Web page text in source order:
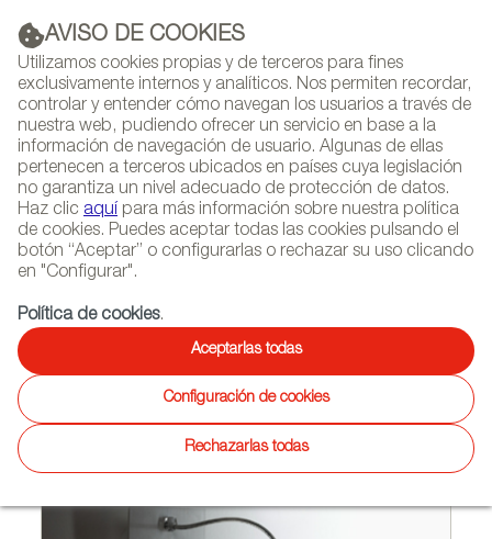
AVISO DE COOKIES
Utilizamos cookies propias y de terceros para fines
exclusivamente internos y analíticos. Nos permiten recordar,
controlar y entender cómo navegan los usuarios a través de
nuestra web, pudiendo ofrecer un servicio en base a la
información de navegación de usuario. Algunas de ellas
pertenecen a terceros ubicados en países cuya legislación
no garantiza un nivel adecuado de protección de datos.
Haz clic aquí para más información sobre nuestra política
de cookies. Puedes aceptar todas las cookies pulsando el
botón “Aceptar” o configurarlas o rechazar su uso clicando
en "Configurar".
Política de cookies.
Aceptarlas todas
Configuración de cookies
Rechazarlas todas
PUBLICIDAD
(+34) 913 497 100 |
NEWSLETTER
AGENDA
Joan Gaspar